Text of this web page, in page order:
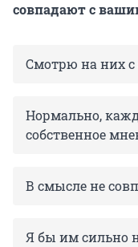
совпадают с
Смотрю на них
Нормально,
собственное
В смысле не
Я бы им сильно